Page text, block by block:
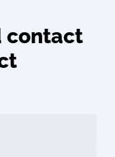
contact